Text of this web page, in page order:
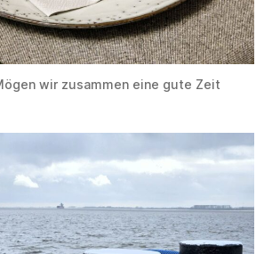
wir zusammen eine gute Zeit